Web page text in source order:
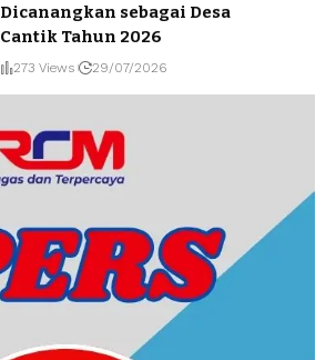
Dicanangkan sebagai Desa
Cantik Tahun 2026
273 Views 29/07/2026